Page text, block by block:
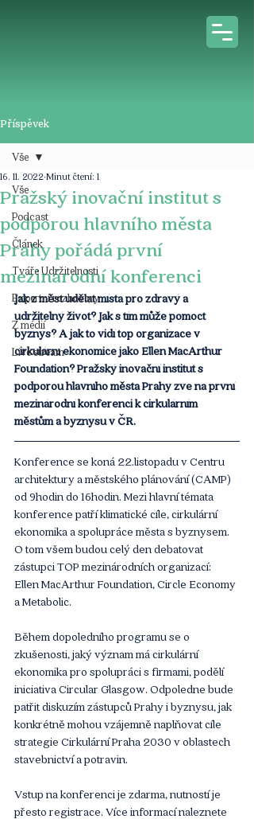
Příspěvek
Vše
Podcast
Článek
Tváře Udržitelnosti
Expertní rozhovory
Z médií
Live stream
Vše
Pražský inovační institut s
podporou hlavního města
Prahy pořádá první
mezinárodní konferenci
16. 11. 2022 Minut čtení: 1
Jak z měst udělat místa pro zdravý a
udržitelný život? Jak s tím může pomoct
byznys? A jak to vidí top organizace v
cirkulární ekonomice jako Ellen MacArthur
Foundation? Pražský inovační institut s
podporou hlavního města Prahy zve na první
mezinárodní konferenci k cirkulárním
městům a byznysu v ČR.
Konference se koná 22.listopadu v Centru
architektury a městského plánování (CAMP)
od 9hodin do 16hodin. Mezi hlavní témata
konference patří klimatické cíle, cirkulární
ekonomika a spolupráce města s byznysem.
O tom všem budou celý den debatovat
zástupci TOP mezinárodních organizací:
Ellen MacArthur Foundation, Circle Economy
a Metabolic.
Během dopoledního programu se o
zkušenosti, jaký význam má cirkulární
ekonomika pro spolupráci s firmami, podělí
iniciativa Circular Glasgow. Odpoledne bude
patřit diskuzím zástupců Prahy i byznysu, jak
konkrétně mohou vzájemně naplňovat cíle
strategie Cirkulární Praha 2030 v oblastech
stavebnictví a potravin.
Vstup na konferenci je zdarma, nutností je
přesto registrace. Více informací naleznete